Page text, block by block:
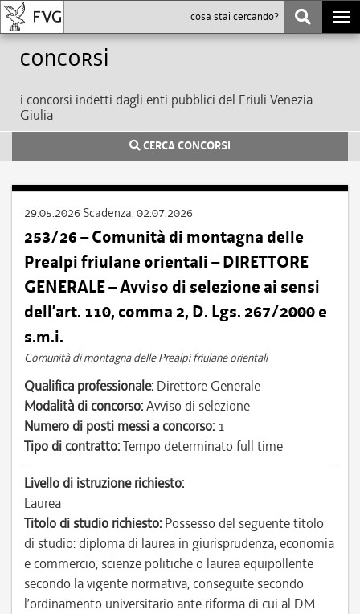
Concorsi
i concorsi indetti dagli enti pubblici del Friuli Venezia
Giulia
CERCA CONCORSI
29.05.2026 Scadenza: 02.07.2026
253/26 – Comunità di montagna delle
Prealpi friulane orientali – DIRETTORE
GENERALE – Avviso di selezione ai sensi
dell’art. 110, comma 2, D. Lgs. 267/2000 e
s.m.i.
Comunità di montagna delle Prealpi friulane orientali
Qualifica professionale: Direttore Generale
Modalità di concorso:Avviso di selezione
Numero di posti messi a concorso: 1
Tipo di contratto:Tempo determinato full time
Livello di istruzione richiesto:
Laurea
Titolo di studio richiesto: Possesso del seguente titolo
di studio: diploma di laurea in giurisprudenza, economia
e commercio, scienze politiche o laurea equipollente
secondo la vigente normativa, conseguite secondo
l’ordinamento universitario ante riforma di cui al DM